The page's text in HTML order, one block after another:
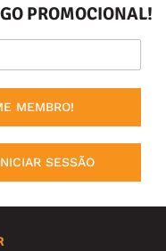
PROMOCIONAL!
MEMBRO!
SESSÃO